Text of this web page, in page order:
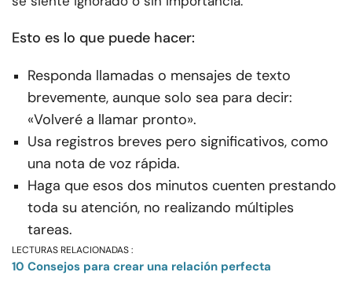
Esto es lo que puede hacer:
Responda llamadas o mensajes de texto
brevemente, aunque solo sea para decir:
«Volveré a llamar pronto».
Usa registros breves pero significativos, como
una nota de voz rápida.
Haga que esos dos minutos cuenten prestando
toda su atención, no realizando múltiples
tareas.
LECTURAS RELACIONADAS :
10 Consejos para crear una relación perfecta